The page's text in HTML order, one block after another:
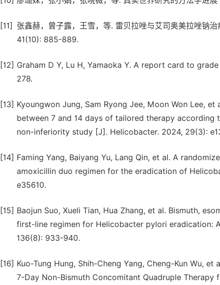
[11]
张鑫赫，曾子露，王雪，等. 雷贝拉唑与艾司奥美拉唑钠
41(10): 885-889.
[12]
Graham D Y, Lu H, Yamaoka Y. A report card to
278.
[13]
Kyoungwon Jung, Sam Ryong Jee, Moon Won Lee,
between 7 and 14 days of tailored therapy
non-inferiority study [J]. Helicobacter. 2024, 29(3):
[14]
Faming Yang, Baiyang Yu, Lang Qin, et al. A
amoxicillin duo regimen for the eradication of
e35610.
[15]
Baojun Suo, Xueli Tian, Hua Zhang, et al. Bismuth,
first-line regimen for Helicobacter pylori eradication:
136(8): 933-940.
[16]
Kuo-Tung Hung, Shih-Cheng Yang, Cheng-Kun Wu,
7-Day Non-Bismuth Concomitant Quadruple